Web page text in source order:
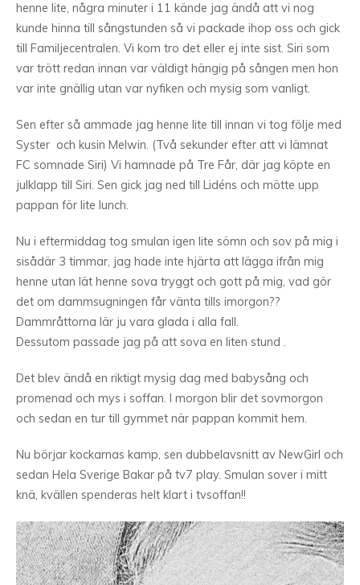
henne lite, några minuter i 11 kände jag ändå att vi nog
kunde hinna till sångstunden så vi packade ihop oss och gick
till Familjecentralen. Vi kom tro det eller ej inte sist. Siri som
var trött redan innan var väldigt hängig på sången men hon
var inte gnällig utan var nyfiken och mysig som vanligt.
Sen efter så ammade jag henne lite till innan vi tog följe med
Syster och kusin Melwin. (Två sekunder efter att vi lämnat
FC somnade Siri) Vi hamnade på Tre Får, där jag köpte en
julklapp till Siri. Sen gick jag ned till Lidéns och mötte upp
pappan för lite lunch.
Nu i eftermiddag tog smulan igen lite sömn och sov på mig i
sisådär 3 timmar, jag hade inte hjärta att lägga ifrån mig
henne utan lät henne sova tryggt och gott på mig, vad gör
det om dammsugningen får vänta tills imorgon??
Dammråttorna lär ju vara glada i alla fall.
Dessutom passade jag på att sova en liten stund .
Det blev ändå en riktigt mysig dag med babysång och
promenad och mys i soffan. I morgon blir det sovmorgon
och sedan en tur till gymmet när pappan kommit hem.
Nu börjar kockarnas kamp, sen dubbelavsnitt av NewGirl och
sedan Hela Sverige Bakar på tv7 play. Smulan sover i mitt
knä, kvällen spenderas helt klart i tvsoffan!!